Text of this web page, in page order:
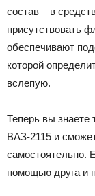
состав – в
присутствовать
обеспечивают
которой
вслепую.
Теперь вы
ВАЗ-2115 и
самостоятельно.
помощью друга и